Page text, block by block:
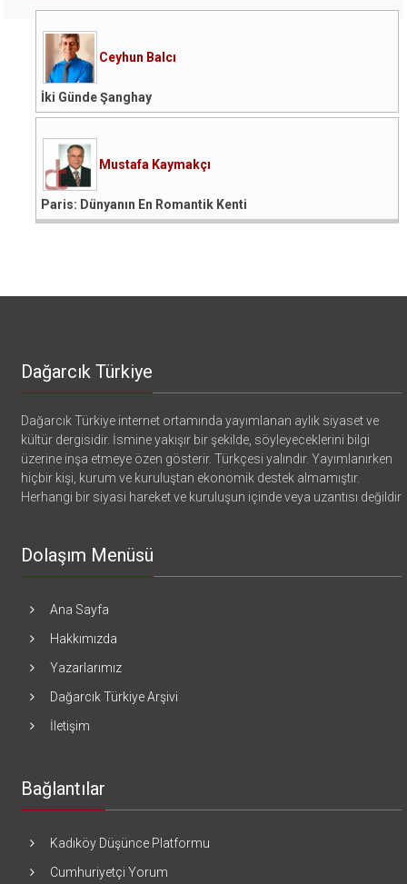
Ceyhun Balcı
İki Günde Şanghay
Mustafa Kaymakçı
Paris: Dünyanın En Romantik Kenti
Dağarcık Türkiye
Dağarcık Türkiye internet ortamında yayımlanan aylık siyaset ve
kültür dergisidir. İsmine yakışır bir şekilde, söyleyeceklerini bilgi
üzerine inşa etmeye özen gösterir. Türkçesi yalındır. Yayımlanırken
hiçbir kişi, kurum ve kuruluştan ekonomik destek almamıştır.
Herhangi bir siyasi hareket ve kuruluşun içinde veya uzantısı değildir
Dolaşım Menüsü
Ana Sayfa
Hakkımızda
Yazarlarımız
Dağarcık Türkiye Arşivi
İletişim
Bağlantılar
Kadıköy Düşünce Platformu
Cumhuriyetçi Yorum